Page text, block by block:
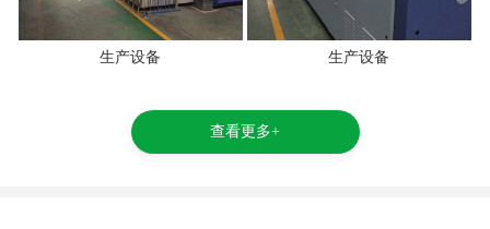
生产设备 生产设备
查看更多+